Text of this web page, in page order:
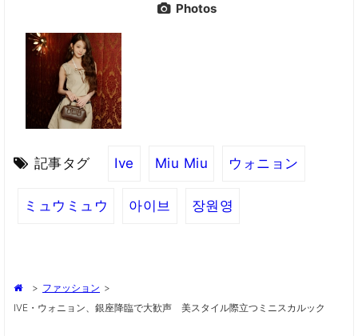
Photos
記事タグ Ive Miu Miu ウォニョン
ミュウミュウ 아이브 장원영
> ファッション >
IVE・ウォニョン、銀座降臨で大歓声 美スタイル際立つミニスカルック